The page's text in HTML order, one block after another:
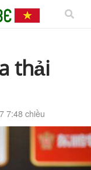
thải
7:48 chiều